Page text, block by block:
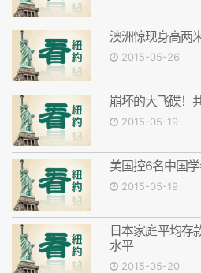
澳洲惊现身高两
2015-05-26
崩坏的大飞碟！
2015-05-19
美国控6名中国
2015-05-19
日本家庭平均存
水平
2015-05-20